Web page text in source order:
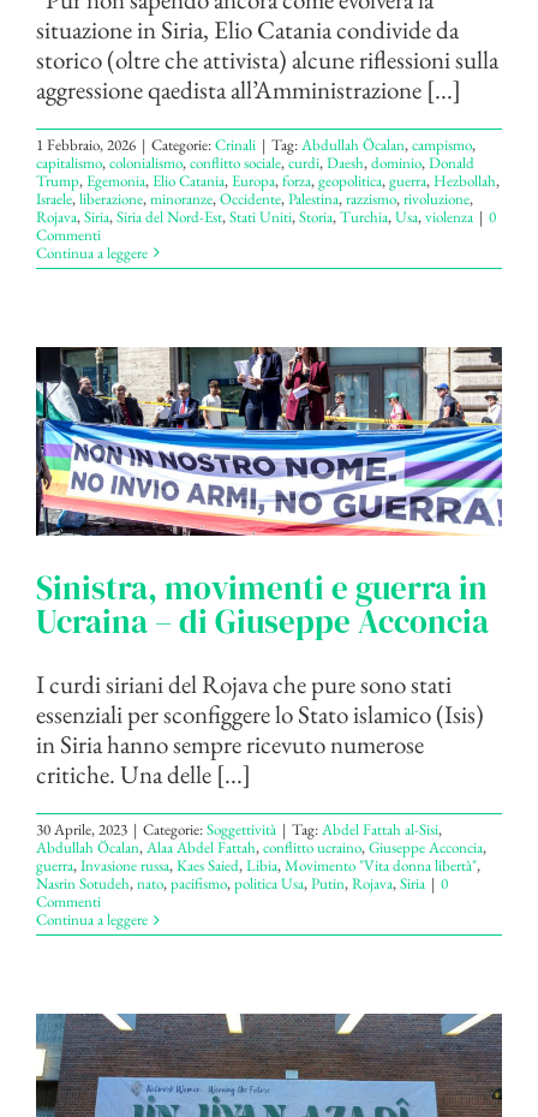
situazione in Siria, Elio Catania condivide da
storico (oltre che attivista) alcune riflessioni sulla
aggressione qaedista all’Amministrazione [...]
1 Febbraio, 2026 | Categorie:Crinali | Tag:Abdullah Öcalan,campismo,
capitalismo,colonialismo,conflitto sociale,curdi,Daesh,dominio,Donald
Trump,Egemonia,Elio Catania,Europa,forza,geopolitica,guerra,Hezbollah,
Israele,liberazione,minoranze,Occidente,Palestina,razzismo,rivoluzione,
Rojava,Siria,Siria del Nord-Est,Stati Uniti,Storia,Turchia,Usa,violenza | 0
Commenti
Continua a leggere
Sinistra, movimenti e guerra in
Ucraina – di Giuseppe Acconcia
I curdi siriani del Rojava che pure sono stati
essenziali per sconfiggere lo Stato islamico (Isis)
in Siria hanno sempre ricevuto numerose
critiche. Una delle [...]
30 Aprile, 2023 | Categorie:Soggettività | Tag:Abdel Fattah al-Sisi,
Abdullah Ӧcalan,Alaa Abdel Fattah,conflitto ucraino,Giuseppe Acconcia,
guerra,Invasione russa,Kaes Saied,Libia,Movimento "Vita donna libertà",
Nasrin Sotudeh,nato,pacifismo,politica Usa,Putin,Rojava,Siria | 0
Commenti
Continua a leggere